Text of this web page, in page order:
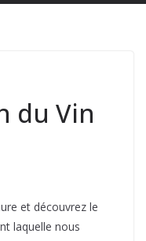
du Vin
et découvrez le
laquelle nous